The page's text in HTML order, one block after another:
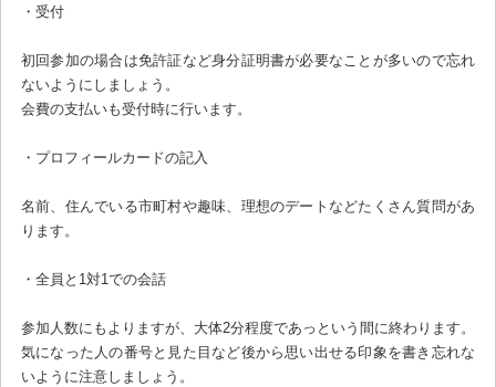
・受付
初回参加の場合は免許証など身分証明書が必要なことが多いので忘れ
ないようにしましょう。
会費の支払いも受付時に行います。
・プロフィールカードの記入
名前、住んでいる市町村や趣味、理想のデートなどたくさん質問があ
ります。
・全員と1対1での会話
参加人数にもよりますが、大体2分程度であっという間に終わります。
気になった人の番号と見た目など後から思い出せる印象を書き忘れな
いように注意しましょう。